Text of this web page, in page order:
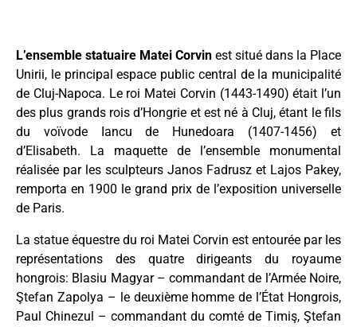
L’ensemble statuaire Matei Corvin est situé dans la Place
Unirii, le principal espace public central de la municipalité
de Cluj-Napoca. Le roi Matei Corvin (1443-1490) était l’un
des plus grands rois d’Hongrie et est né à Cluj, étant le fils
du voïvode Iancu de Hunedoara (1407-1456) et
d’Elisabeth. La maquette de l’ensemble monumental
réalisée par les sculpteurs Janos Fadrusz et Lajos Pakey,
remporta en 1900 le grand prix de l’exposition universelle
de Paris.
La statue équestre du roi Matei Corvin est entourée par les
représentations des quatre dirigeants du royaume
hongrois: Blasiu Magyar – commandant de l’Armée Noire,
Ştefan Zapolya – le deuxième homme de l’État Hongrois,
Paul Chinezul – commandant du comté de Timiş, Ştefan